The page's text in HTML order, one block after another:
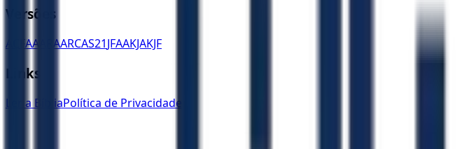
Versões
ACFAA ARAARCAS21JFAAKJAKJF
Links
Ler a BíbliaPolítica de Privacidade